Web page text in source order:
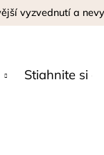
vyzvednutí a
Stiahnite si